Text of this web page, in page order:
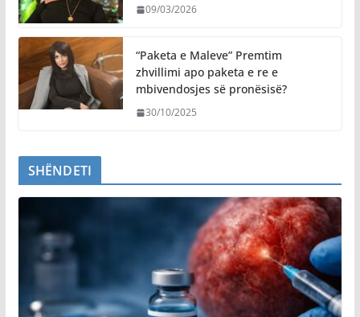
09/03/2026
“Paketa e Maleve” Premtim
zhvillimi apo paketa e re e
mbivendosjes së pronësisë?
30/10/2025
SHËNDETI